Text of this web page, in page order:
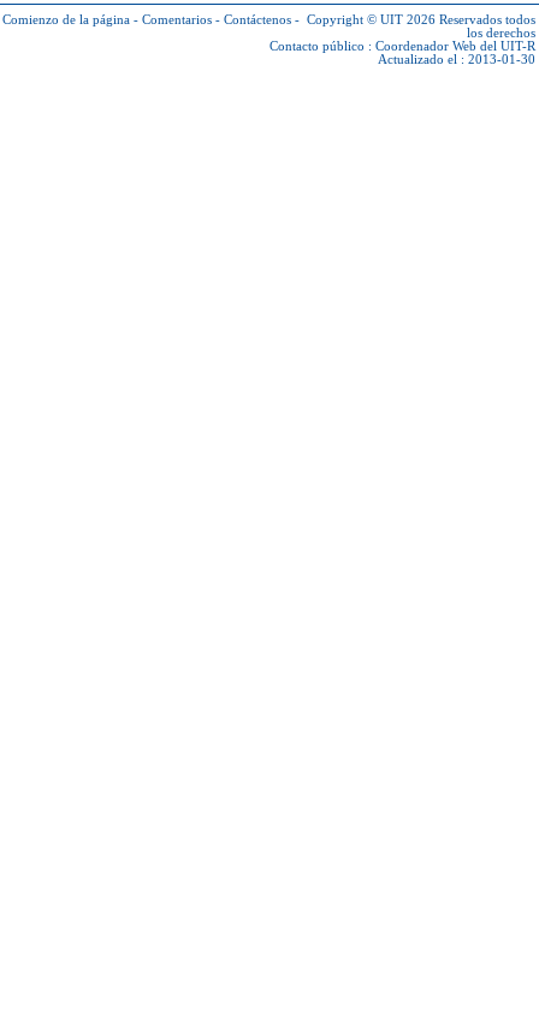
Comienzo de la página - Comentarios - Contáctenos - Copyright © UIT 2026 Reservados todos
los derechos
Contacto público : Coordenador Web del UIT-R
Actualizado el : 2013-01-30